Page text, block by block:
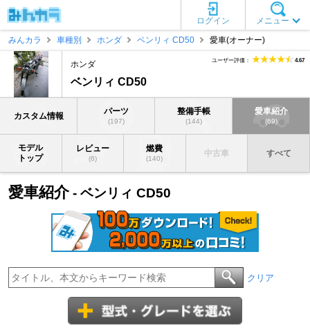
メニュー
ログイン
みんカラ
車種別 ホンダ ベンリィ CD50 愛車(オーナー)
ホンダ
ベンリィ CD50
ユーザー評価： 4.67
カスタム情報 パーツ
(197)
整備手帳
(144)
愛車紹介
(69)
モデル
トップ
レビュー
(6)
燃費
(140)
中古車 すべて
愛車紹介- ベンリィ CD50
クリア